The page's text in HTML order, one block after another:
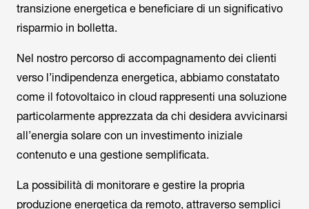
transizione energetica e beneficiare di un significativo
risparmio in bolletta.
Nel nostro percorso di accompagnamento dei clienti
verso l’indipendenza energetica, abbiamo constatato
come il fotovoltaico in cloud rappresenti una soluzione
particolarmente apprezzata da chi desidera avvicinarsi
all’energia solare con un investimento iniziale
contenuto e una gestione semplificata.
La possibilità di monitorare e gestire la propria
produzione energetica da remoto, attraverso semplici